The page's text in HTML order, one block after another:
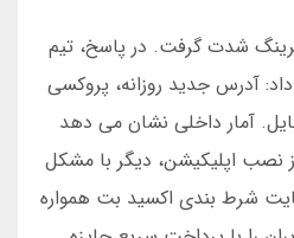
فیلترینگ شدت گرفت. در پاسخ، تیم
آدرس جدید روزانه، پروکسی
آمار داخلی نشان می دهد
از نصب اپلیکیشن، دیگر با مشکل
شرط بندی اکسید بت همواره